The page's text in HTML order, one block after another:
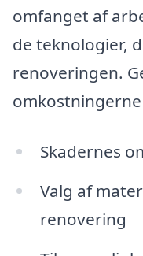
omfanget af
de teknologier,
renoveringen.
Skadernes
Valg af
renovering